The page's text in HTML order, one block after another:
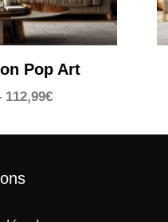
Pop Art
112,99€